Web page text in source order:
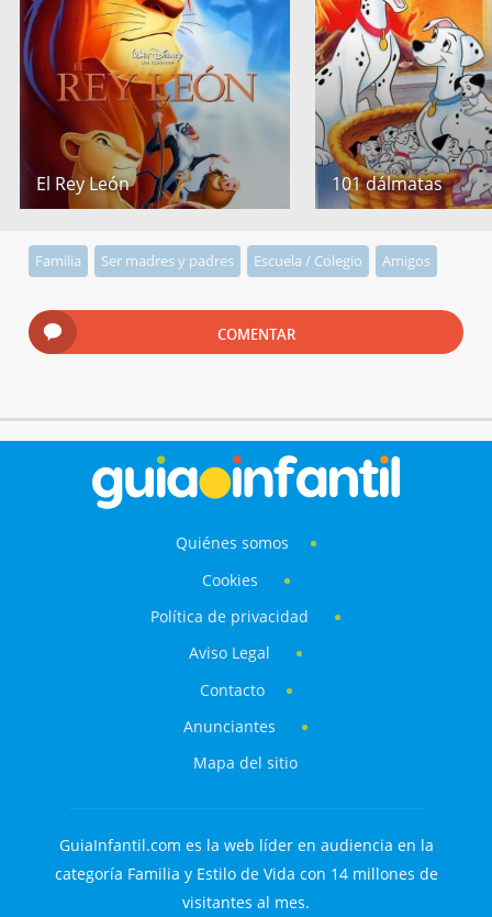
El Rey León 101 dálmatas
Familia Ser madres y padres Escuela / Colegio Amigos
COMENTAR
Quiénes somos
Cookies
Política de privacidad
Aviso Legal
Contacto
Anunciantes
Mapa del sitio
GuiaInfantil.com es la web líder en audiencia en la
categoría Familia y Estilo de Vida con 14 millones de
visitantes al mes.